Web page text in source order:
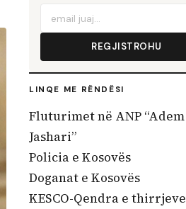
REGJISTROHU
LINQE ME RËNDËSI
Fluturimet në ANP “Adem
Jashari”
Policia e Kosovës
Doganat e Kosovës
KESCO-Qendra e thirrjeve